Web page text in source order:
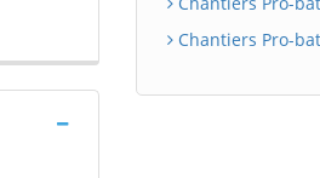
Chantiers Pro-